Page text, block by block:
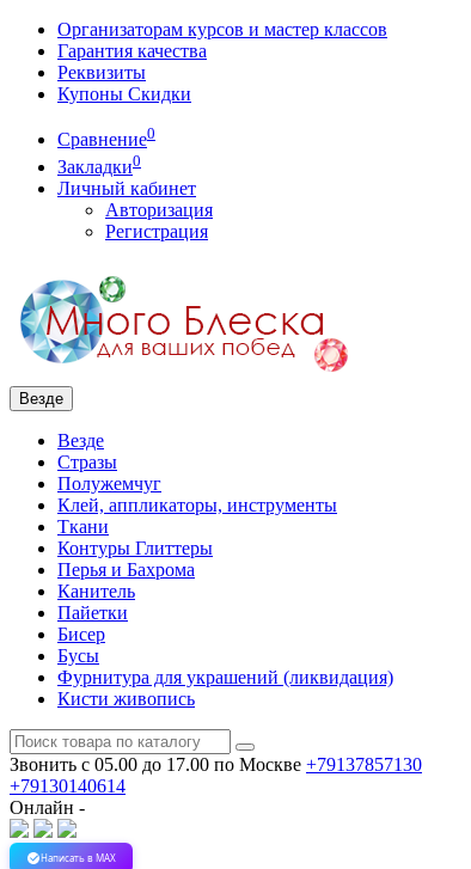
Организаторам курсов и мастер классов
Гарантия качества
Реквизиты
Купоны Скидки
Сравнение0
Закладки0
Личный кабинет
Авторизация
Регистрация
Везде
Везде
Стразы
Полужемчуг
Клей, аппликаторы, инструменты
Ткани
Контуры Глиттеры
Перья и Бахрома
Канитель
Пайетки
Бисер
Бусы
Фурнитура для украшений (ликвидация)
Кисти живопись
Звонить с 05.00 до 17.00 по Москве +79137857130
+79130140614
Онлайн -
Написать в MAX